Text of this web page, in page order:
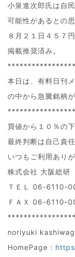
小泉進次郎氏は自
可能性があるとの思
８月２１日４５７
掲載推奨済み。
本日は、有料日刊
の中から急騰銘柄が
買値から１０％の
最終判断は自己責
いつもご利用あり
株式会社 大阪総研
ＴＥＬ 06-6110-
ＦＡＸ 06-6110-
noriyuki
HomePage :